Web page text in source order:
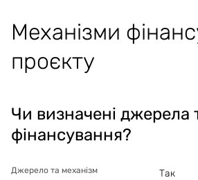
Механізми
проєкту
Чи визначені джерела
фінансування?
Джерело та механізм Так